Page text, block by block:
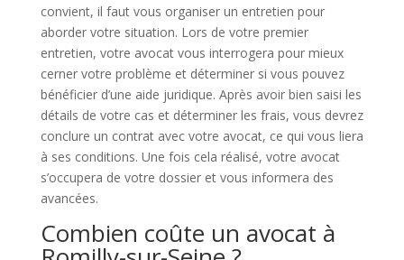
convient, il faut vous organiser un entretien pour
aborder votre situation. Lors de votre premier
entretien, votre avocat vous interrogera pour mieux
cerner votre problème et déterminer si vous pouvez
bénéficier d’une aide juridique. Après avoir bien saisi les
détails de votre cas et déterminer les frais, vous devrez
conclure un contrat avec votre avocat, ce qui vous liera
à ses conditions. Une fois cela réalisé, votre avocat
s’occupera de votre dossier et vous informera des
avancées.
Combien coûte un avocat à